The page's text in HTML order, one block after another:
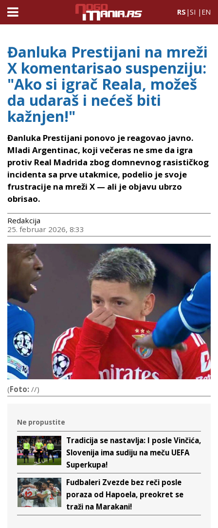
RS |SI | EN
Đanluka Prestijani na mreži
X komentarisao suspenziju:
"Ako si igrač Reala, možeš
da udaraš i nećeš biti
kažnjen!"
Đanluka Prestijani ponovo je reagovao javno.
Mladi Argentinac, koji večeras ne sme da igra
protiv Real Madrida zbog domnevnog rasističkog
incidenta sa prve utakmice, podelio je svoje
frustracije na mreži X — ali je objavu ubrzo
obrisao.
Redakcija
25. februar 2026, 8:33
(Foto: //)
Ne propustite
Tradicija se nastavlja: I posle Vinčića,
Slovenija ima sudiju na meču UEFA
Superkupa!
Fudbaleri Zvezde bez reči posle
poraza od Hapoela, preokret se
traži na Marakani!